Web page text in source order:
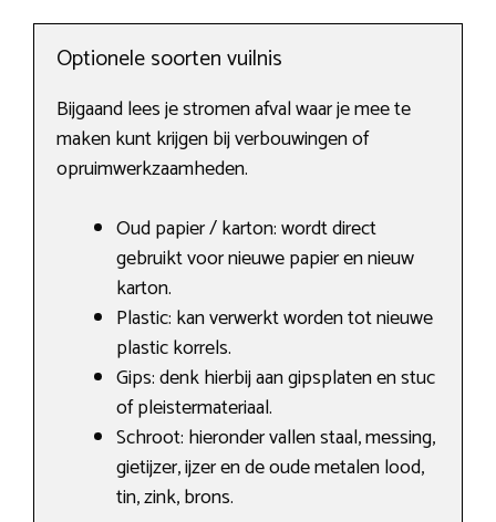
Optionele soorten vuilnis
Bijgaand lees je stromen afval waar je mee te
maken kunt krijgen bij verbouwingen of
opruimwerkzaamheden.
Oud papier / karton: wordt direct
gebruikt voor nieuwe papier en nieuw
karton.
Plastic: kan verwerkt worden tot nieuwe
plastic korrels.
Gips: denk hierbij aan gipsplaten en stuc
of pleistermateriaal.
Schroot: hieronder vallen staal, messing,
gietijzer, ijzer en de oude metalen lood,
tin, zink, brons.